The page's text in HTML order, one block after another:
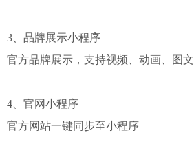
3、品牌展示小程序
官方品牌展示，支持视频、动画、图文
4、官网小程序
官方网站一键同步至小程序